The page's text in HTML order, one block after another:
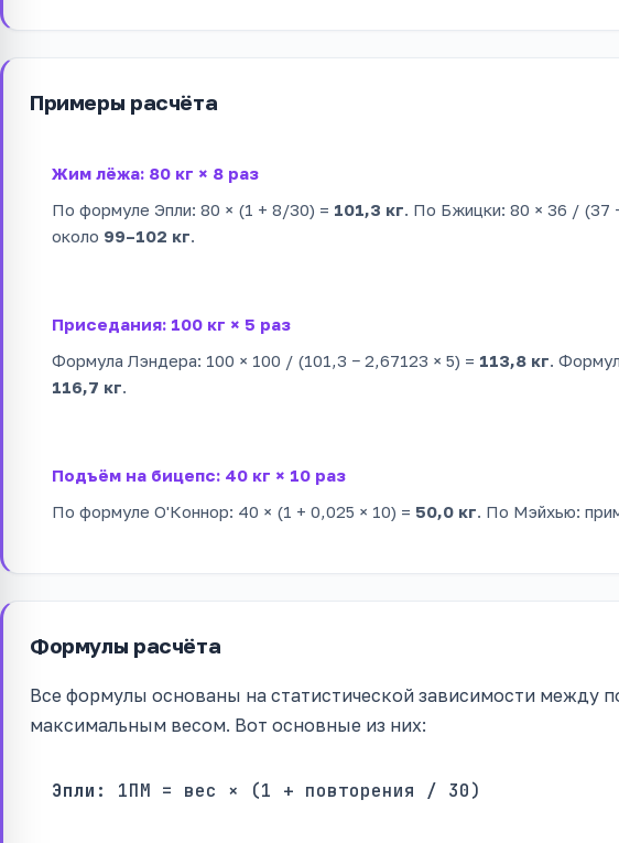
Примеры расчёта
Жим лёжа: 80 кг × 8 раз
По формуле Эпли: 80 × (1 + 8/30) = 101,3 кг. По Бжицки: 80 × 36 / (37
около 99–102 кг.
Приседания: 100 кг × 5 раз
Формула Лэндера: 100 × 100 / (101,3 − 2,67123 × 5) = 113,8 кг.
116,7 кг.
Подъём на бицепс: 40 кг × 10 раз
По формуле О'Коннор: 40 × (1 + 0,025 × 10) = 50,0 кг. По Мэйхью:
Формулы расчёта
Все формулы основаны на статистической зависимости между
максимальным весом. Вот основные из них:
Эпли: 1ПМ = вес × (1 + повторения / 30)